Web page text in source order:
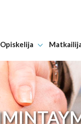
Opiskelija